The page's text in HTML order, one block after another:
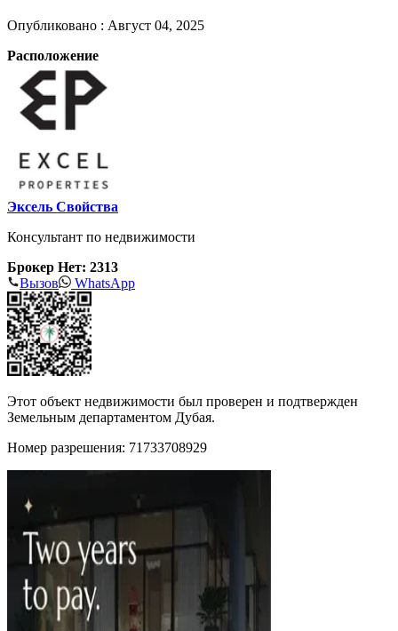
Опубликовано : Август 04, 2025
Расположение
Эксель Свойства
Консультант по недвижимости
Брокер Нет: 2313
Вызов
WhatsApp
Этот объект недвижимости был проверен и подтвержден
Земельным департаментом Дубая.
Номер разрешения: 71733708929